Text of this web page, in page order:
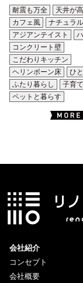
耐震も万全
天井が
カフェ風
ナチュラル
アジアンテイスト
コンクリート壁
こだわりキッチン
ヘリンボーン床
ひ
ふたり暮らし
子育
ペットと暮らす
会社紹介
コンセプト
会社概要